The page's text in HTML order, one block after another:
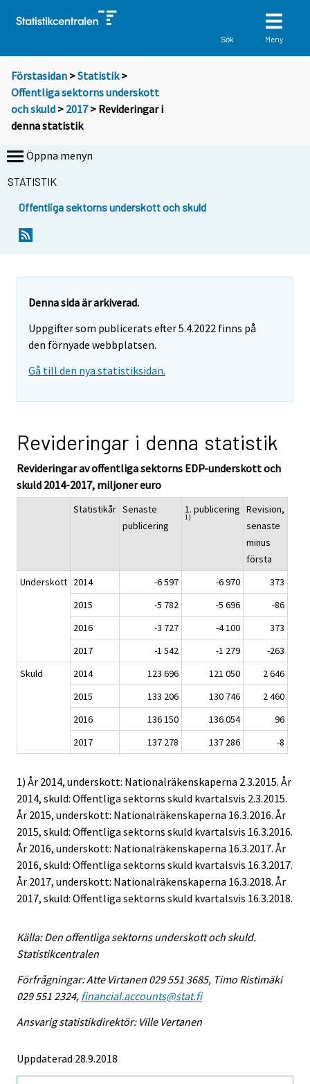
Sök Meny
Förstasidan >Statistik >
Offentliga sektorns underskott
och skuld > 2017> Revideringar i
denna statistik
Öppna menyn
STATISTIK
Offentliga sektorns underskott och skuld
Denna sida är arkiverad.
Uppgifter som publicerats efter 5.4.2022 finns på
den förnyade webbplatsen.
Gå till den nya statistiksidan.
Revideringar i denna statistik
Revideringar av offentliga sektorns EDP-underskott och
skuld 2014-2017, miljoner euro
Statistikår Senaste
publicering
1. publicering
1)
Revision,
senaste
minus
första
Underskott 2014 -6 597 -6 970
373
2015
-5 782 -5 696
-86
2016
-3 727 -4 100
373
2017
-1 542 -1 279
-263
Skuld
2014 123 696 121 050
2 646
2015
133 206 130 746
2 460
2016
136 150 136 054
96
2017
137 278 137 286 -8
1) År 2014, underskott: Nationalräkenskaperna 2.3.2015. År
2014, skuld: Offentliga sektorns skuld kvartalsvis 2.3.2015.
År 2015, underskott: Nationalräkenskaperna 16.3.2016. År
2015, skuld: Offentliga sektorns skuld kvartalsvis 16.3.2016.
År 2016, underskott: Nationalräkenskaperna 16.3.2017. År
2016, skuld: Offentliga sektorns skuld kvartalsvis 16.3.2017.
År 2017, underskott: Nationalräkenskaperna 16.3.2018. År
2017, skuld: Offentliga sektorns skuld kvartalsvis 16.3.2018.
Källa: Den offentliga sektorns underskott och skuld.
Statistikcentralen
Förfrågningar: Atte Virtanen 029 551 3685, Timo Ristimäki
029 551 2324, financial.accounts@stat.fi
Ansvarig statistikdirektör: Ville Vertanen
Uppdaterad 28.9.2018